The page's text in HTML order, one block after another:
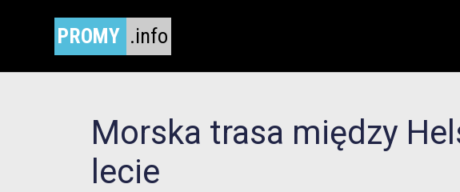
PROMY .info
Morska trasa między
lecie